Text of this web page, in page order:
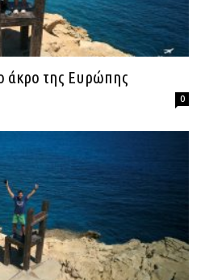
άκρο της Ευρώπης
0